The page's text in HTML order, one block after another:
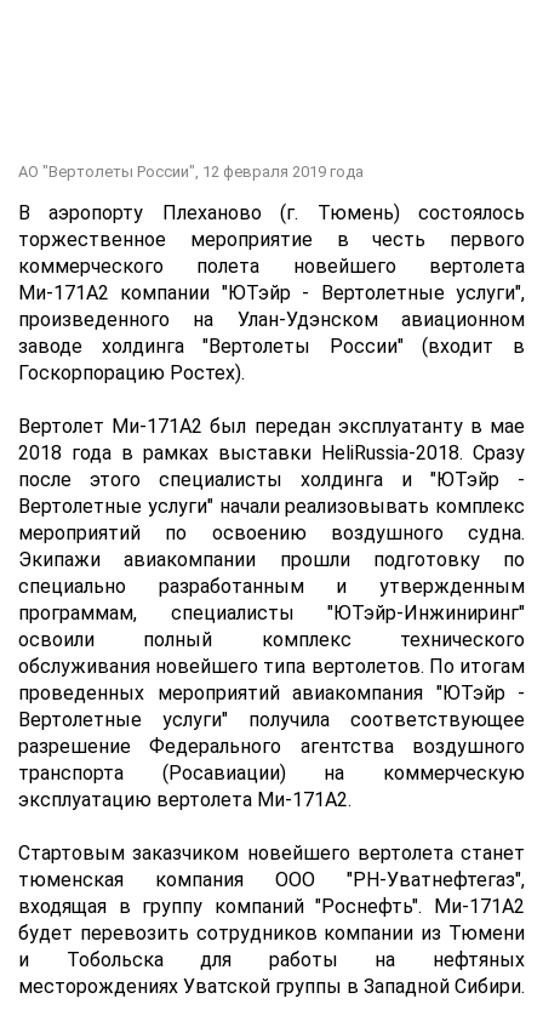
АО "Вертолеты России", 12 февраля 2019 года
В аэропорту Плеханово (г. Тюмень) состоялось
торжественное мероприятие в честь первого
коммерческого полета новейшего вертолета
Ми-171А2 компании "ЮТэйр - Вертолетные услуги",
произведенного на Улан-Удэнском авиационном
заводе холдинга "Вертолеты России" (входит в
Госкорпорацию Ростех).
Вертолет Ми-171А2 был передан эксплуатанту в мае
2018 года в рамках выставки HeliRussia-2018. Сразу
после этого специалисты холдинга и "ЮТэйр -
Вертолетные услуги" начали реализовывать комплекс
мероприятий по освоению воздушного судна.
Экипажи авиакомпании прошли подготовку по
специально разработанным и утвержденным
программам, специалисты "ЮТэйр-Инжиниринг"
освоили полный комплекс технического
обслуживания новейшего типа вертолетов. По итогам
проведенных мероприятий авиакомпания "ЮТэйр -
Вертолетные услуги" получила соответствующее
разрешение Федерального агентства воздушного
транспорта (Росавиации) на коммерческую
эксплуатацию вертолета Ми-171А2.
Стартовым заказчиком новейшего вертолета станет
тюменская компания ООО "РН-Уватнефтегаз",
входящая в группу компаний "Роснефть". Ми-171А2
будет перевозить сотрудников компании из Тюмени
и Тобольска для работы на нефтяных
месторождениях Уватской группы в Западной Сибири.